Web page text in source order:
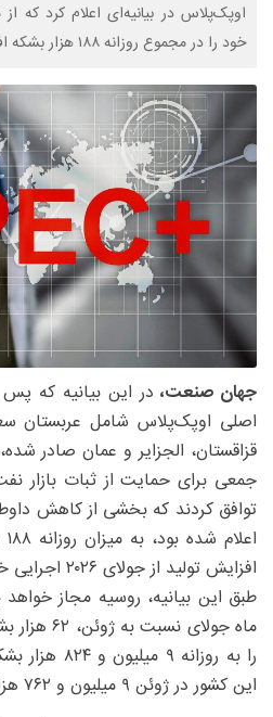
اوپک‌پلاس در بیانیه‌ای اعلام کرد که
خود را در مجموع روزانه ۱۸۸ هزار بشکه افزایش خواهد داد.
جهان صنعت، در این بیانیه که
اصلی اوپک‌پلاس شامل عربستان
قزاقستان، الجزایر و عمان صادر
جمعی برای حمایت از ثبات بازار
افزایش تولید از جولای ۲۰۲۶ اجرایی خواهد شد.
طبق این بیانیه، روسیه مجاز
ماه جولای
را به
این کشور در ژوئن ۹ میلیون و ۷۶۲ هزار بشکه در روز بود.